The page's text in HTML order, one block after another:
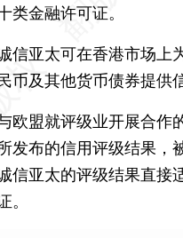
类金融许可证。
亚太可在香港市场上
币及其他货币债券提供
盟就评级业开展合作
发布的信用评级结果，
信亚太的评级结果直接
。